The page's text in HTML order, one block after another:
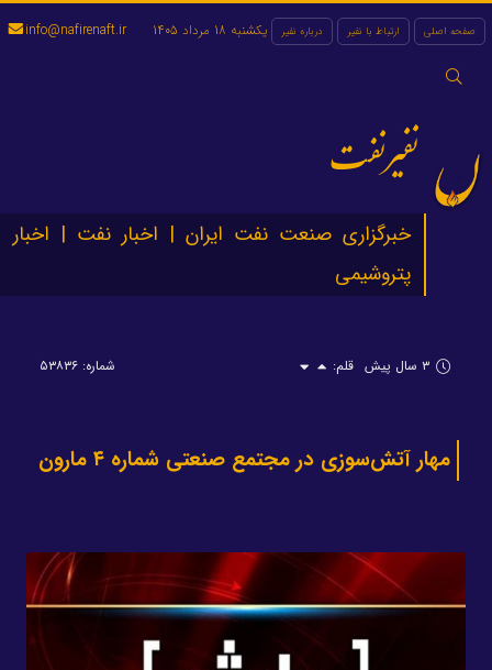
صفحه اصلی ارتباط با نفیر درباره نفیر
جستجو
یکشنبه 18 مرداد 1405 info@nafirenaft.ir
نفیرنفت
خبرگزاری صنعت نفت ایران | اخبار نفت | اخبار
پتروشیمی
۳ سال پیش قلم: شماره: ۵۳۸۳۶
مهار آتش‌سوزی در مجتمع صنعتی شماره ۴ مارون